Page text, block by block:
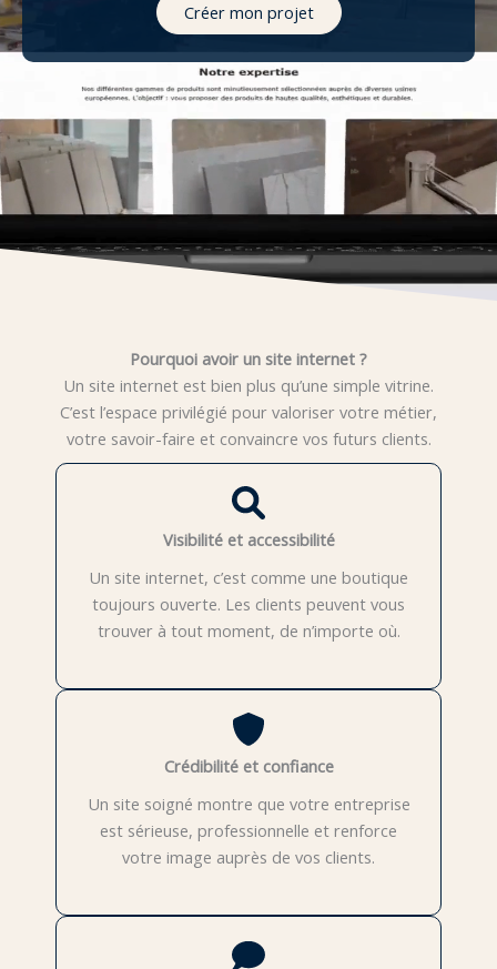
Créer mon projet
Pourquoi avoir un site internet ?
Un site internet est bien plus qu’une simple vitrine.
C’est l’espace privilégié pour valoriser votre métier,
votre savoir-faire et convaincre vos futurs clients.
Visibilité et accessibilité
Un site internet, c’est comme une boutique
toujours ouverte. Les clients peuvent vous
trouver à tout moment, de n’importe où.
Crédibilité et confiance
Un site soigné montre que votre entreprise
est sérieuse, professionnelle et renforce
votre image auprès de vos clients.